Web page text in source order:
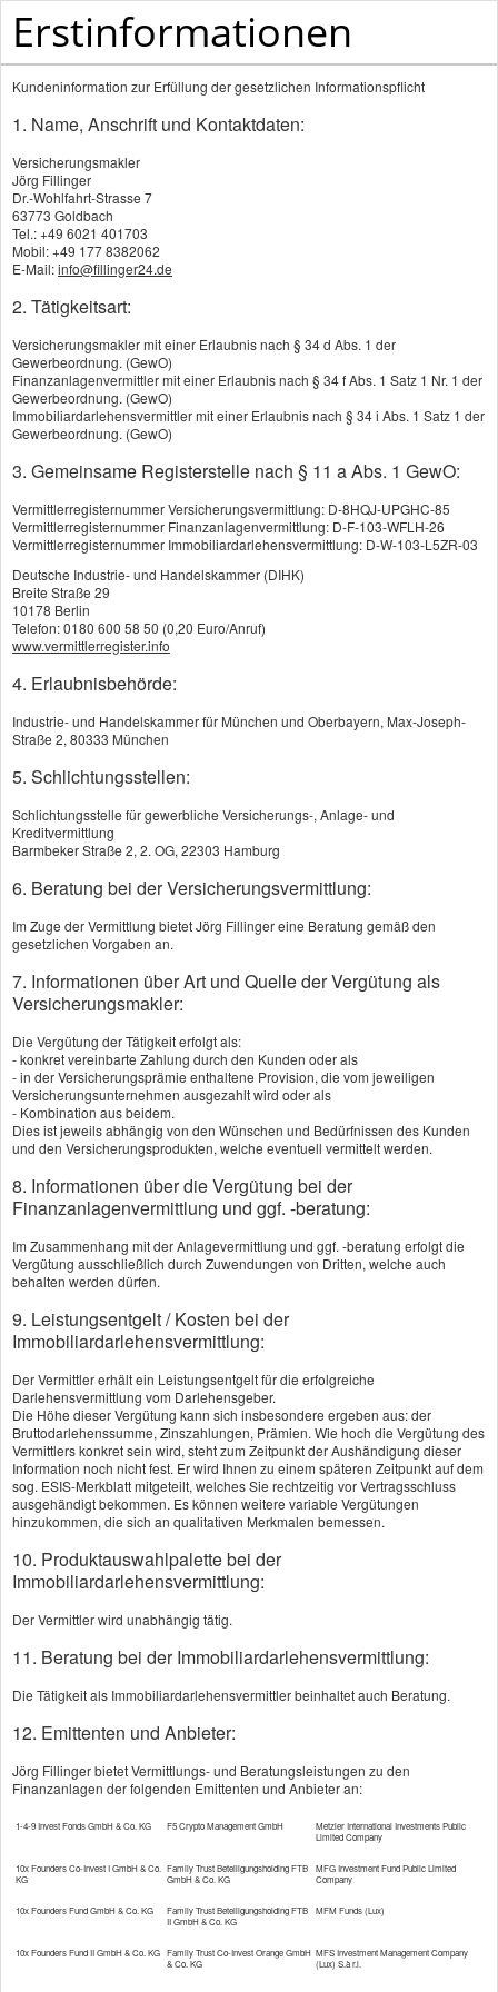
Versicherungsmakler - Ihr Versicherungsmakler
Daten ändern
Vorname: *
Name: *
Telefon:
E-Mail: *
Neue Anschrift
Familienstand:
Gültig ab:
Beruf / Arbeitgeber
Gültig ab:
Neue Kontoverbindung
Gültig ab:
Änderungen gelten:
für alle Verträge
für folgende Verträge
nämlich diese
Sonstige Bemerkungen
Erstinformationen
Kundeninformation zur Erfüllung der gesetzlichen Informationspflicht
1. Name, Anschrift und Kontaktdaten:
Versicherungsmakler
Jörg Fillinger
Dr.-Wohlfahrt-Strasse 7
63773 Goldbach
Tel.: +49 6021 401703
Mobil: +49 177 8382062
E-Mail:info@fillinger24.de
2. Tätigkeitsart:
Versicherungsmakler mit einer Erlaubnis nach § 34 d Abs. 1 der
Gewerbeordnung. (GewO)
Finanzanlagenvermittler mit einer Erlaubnis nach § 34 f Abs. 1 Satz 1 Nr. 1 der
Gewerbeordnung. (GewO)
Immobiliardarlehensvermittler mit einer Erlaubnis nach § 34 i Abs. 1 Satz 1 der
Gewerbeordnung. (GewO)
3. Gemeinsame Registerstelle nach § 11 a Abs. 1 GewO:
Vermittlerregisternummer Versicherungsvermittlung: D-8HQJ-UPGHC-85
Vermittlerregisternummer Finanzanlagenvermittlung: D-F-103-WFLH-26
Vermittlerregisternummer Immobiliardarlehensvermittlung: D-W-103-L5ZR-03
Deutsche Industrie- und Handelskammer (DIHK)
Breite Straße 29
10178 Berlin
Telefon: 0180 600 58 50 (0,20 Euro/Anruf)
www.vermittlerregister.info
4. Erlaubnisbehörde:
Industrie- und Handelskammer für München und Oberbayern, Max-Joseph-
Straße 2, 80333 München
5. Schlichtungsstellen:
Schlichtungsstelle für gewerbliche Versicherungs-, Anlage- und
Kreditvermittlung
Barmbeker Straße 2, 2. OG, 22303 Hamburg
6. Beratung bei der Versicherungsvermittlung:
Im Zuge der Vermittlung bietet Jörg Fillinger eine Beratung gemäß den
gesetzlichen Vorgaben an.
7. Informationen über Art und Quelle der Vergütung als
Versicherungsmakler:
Die Vergütung der Tätigkeit erfolgt als:
- konkret vereinbarte Zahlung durch den Kunden oder als
- in der Versicherungsprämie enthaltene Provision, die vom jeweiligen
Versicherungsunternehmen ausgezahlt wird oder als
- Kombination aus beidem.
Dies ist jeweils abhängig von den Wünschen und Bedürfnissen des Kunden
und den Versicherungsprodukten, welche eventuell vermittelt werden.
8. Informationen über die Vergütung bei der
Finanzanlagenvermittlung und ggf. -beratung:
Im Zusammenhang mit der Anlagevermittlung und ggf. -beratung erfolgt die
Vergütung ausschließlich durch Zuwendungen von Dritten, welche auch
behalten werden dürfen.
9. Leistungsentgelt / Kosten bei der
Immobiliardarlehensvermittlung:
Der Vermittler erhält ein Leistungsentgelt für die erfolgreiche
Darlehensvermittlung vom Darlehensgeber.
Die Höhe dieser Vergütung kann sich insbesondere ergeben aus: der
Bruttodarlehenssumme, Zinszahlungen, Prämien. Wie hoch die Vergütung des
Vermittlers konkret sein wird, steht zum Zeitpunkt der Aushändigung dieser
Information noch nicht fest. Er wird Ihnen zu einem späteren Zeitpunkt auf dem
sog. ESIS-Merkblatt mitgeteilt, welches Sie rechtzeitig vor Vertragsschluss
ausgehändigt bekommen. Es können weitere variable Vergütungen
hinzukommen, die sich an qualitativen Merkmalen bemessen.
10. Produktauswahlpalette bei der
Immobiliardarlehensvermittlung:
Der Vermittler wird unabhängig tätig.
11. Beratung bei der Immobiliardarlehensvermittlung:
Die Tätigkeit als Immobiliardarlehensvermittler beinhaltet auch Beratung.
12. Emittenten und Anbieter:
Jörg Fillinger bietet Vermittlungs- und Beratungsleistungen zu den
Finanzanlagen der folgenden Emittenten und Anbieter an:
1-4-9 Invest Fonds GmbH & Co. KG F5 Crypto Management GmbH
Metzler International Investments Public
Limited Company
10x Founders Co-Invest I GmbH & Co.
KG
Family Trust Beteiligungsholding FTB
GmbH & Co. KG
MFG Investment Fund Public Limited
Company
10x Founders Fund GmbH & Co. KG
Family Trust Beteiligungsholding FTB
II GmbH & Co. KG
MFM Funds (Lux)
10x Founders Fund II GmbH & Co. KG Family Trust Co-Invest Orange GmbH
& Co. KG
MFS Investment Management Company
(Lux) S.à r.l.